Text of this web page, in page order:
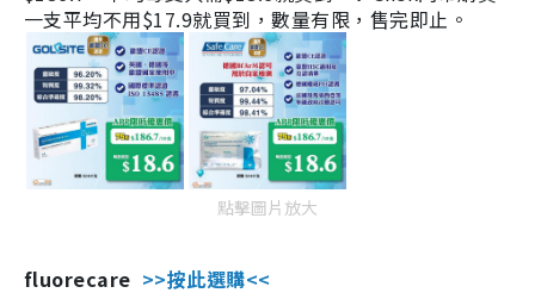
一支平均不用$17.9就買到，數量有限，售完即止。
點擊圖片放大
fluorecare >>按此選購<<